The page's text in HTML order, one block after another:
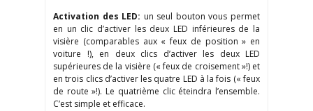
Activation des LED: un seul bouton vous permet
en un clic d’activer les deux LED inférieures de la
visière (comparables aux « feux de position » en
voiture !), en deux clics d’activer les deux LED
supérieures de la visière (« feux de croisement »!) et
en trois clics d’activer les quatre LED à la fois (« feux
de route »!). Le quatrième clic éteindra l’ensemble.
C’est simple et efficace.